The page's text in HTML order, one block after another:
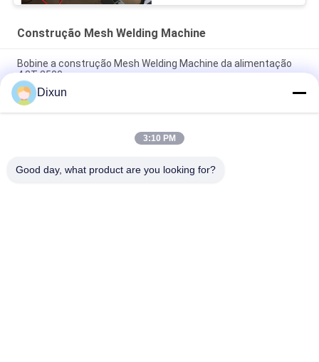
Construção Mesh Welding Machine
Bobine a construção Mesh Welding Machine da alimentação
4.8T 2500mm
construção Mesh Welding Machine de 2.5m, fio automático
Mesh Welding Machine
O servo motor puxa a carga de máquina 1T de Mesh Hopper
Dixun
3:10 PM
Good day, what product are you looking for?